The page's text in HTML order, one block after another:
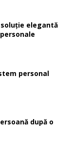
elegantă
personal
după o